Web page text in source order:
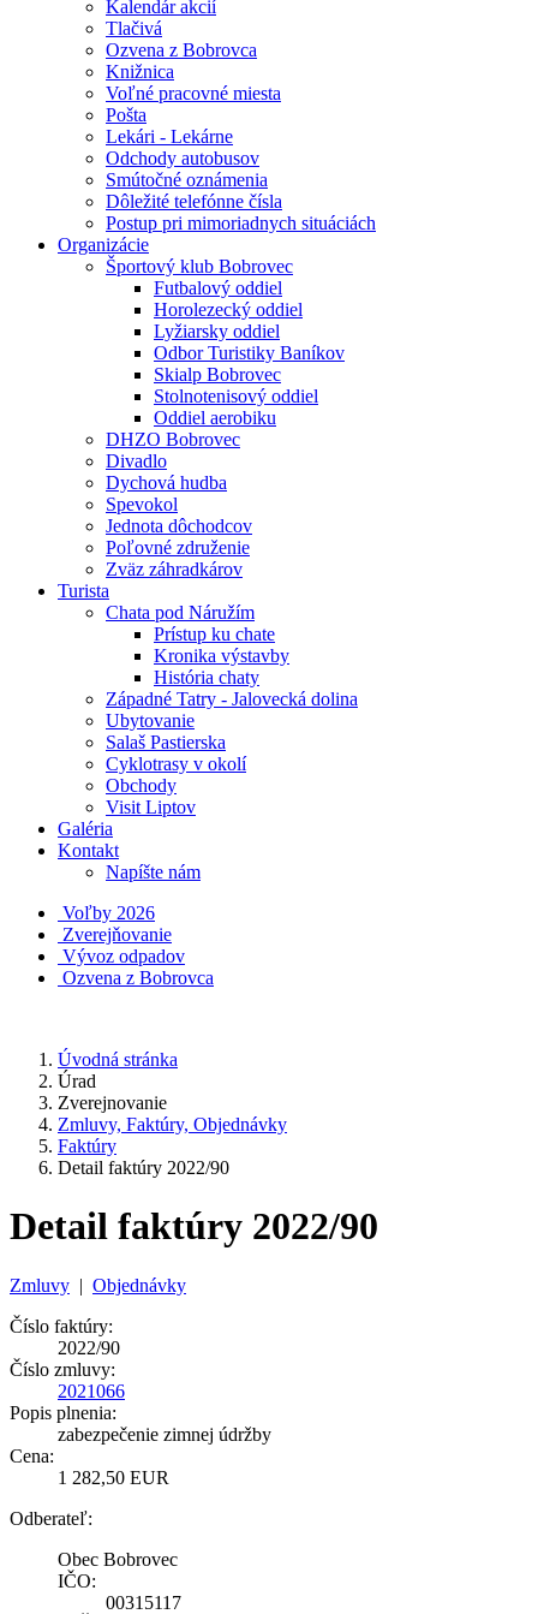
Kalendár akcií
Tlačivá
Ozvena z Bobrovca
Knižnica
Voľné pracovné miesta
Pošta
Lekári - Lekárne
Odchody autobusov
Smútočné oznámenia
Dôležité telefónne čísla
Postup pri mimoriadnych situáciách
Organizácie
Športový klub Bobrovec
Futbalový oddiel
Horolezecký oddiel
Lyžiarsky oddiel
Odbor Turistiky Baníkov
Skialp Bobrovec
Stolnotenisový oddiel
Oddiel aerobiku
DHZO Bobrovec
Divadlo
Dychová hudba
Spevokol
Jednota dôchodcov
Poľovné združenie
Zväz záhradkárov
Turista
Chata pod Náružím
Prístup ku chate
Kronika výstavby
História chaty
Západné Tatry - Jalovecká dolina
Ubytovanie
Salaš Pastierska
Cyklotrasy v okolí
Obchody
Visit Liptov
Galéria
Kontakt
Napíšte nám
Voľby 2026
Zverejňovanie
Vývoz odpadov
Ozvena z Bobrovca
Úvodná stránka
Úrad
Zverejnovanie
Zmluvy, Faktúry, Objednávky
Faktúry
Detail faktúry 2022/90
Detail faktúry 2022/90
Zmluvy | Objednávky
Číslo faktúry:
2022/90
Číslo zmluvy:
2021066
Popis plnenia:
zabezpečenie zimnej údržby
Cena:
1 282,50 EUR
Odberateľ:
Obec Bobrovec
IČO:
00315117